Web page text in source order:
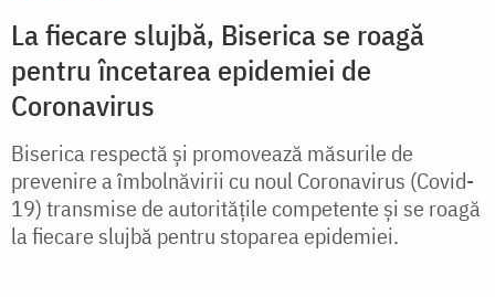
La fiecare slujbă, Biserica se roagă
pentru încetarea epidemiei de
Coronavirus
Biserica respectă și promovează măsurile de
prevenire a îmbolnăvirii cu noul Coronavirus (Covid-
19) transmise de autoritățile competente și se roagă
la fiecare slujbă pentru stoparea epidemiei.